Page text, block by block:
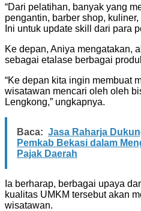
“Dari pelatihan, banyak yang
pengantin, barber shop,
Ini untuk update skill dari para
Ke depan, Aniya mengatakan,
sebagai etalase berbagai
“Ke depan kita ingin membuat
wisatawan mencari oleh oleh
Lengkong,” ungkapnya.
Baca: Jasa Raharja
Pemkab Bekasi dalam
Pajak Daerah
Ia berharap, berbagai upaya
kualitas UMKM tersebut akan
wisatawan.